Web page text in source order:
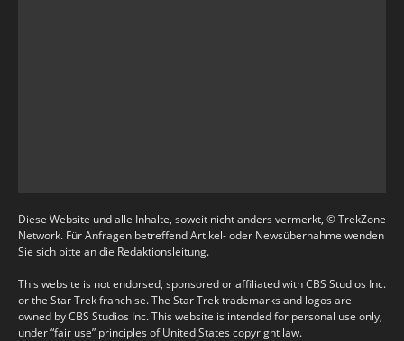
Diese Website und alle Inhalte, soweit nicht anders vermerkt, © TrekZone
Network. Für Anfragen betreffend Artikel- oder Newsübernahme wenden
Sie sich bitte an die Redaktionsleitung.
This website is not endorsed, sponsored or affiliated with CBS Studios Inc.
or the Star Trek franchise. The Star Trek trademarks and logos are
owned by CBS Studios Inc. This website is intended for personal use only,
under “fair use” principles of United States copyright law.